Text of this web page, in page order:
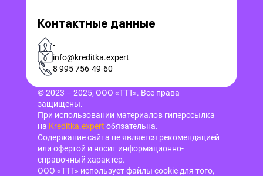
Контактные данные
-
info@kreditka.expert
8 995 756-49-60
© 2023 – 2025, ООО «ТТТ». Все права
защищены.
При использовании материалов гиперссылка
на Kreditka.expert обязательна.
Содержание сайта не является рекомендацией
или офертой и носит информационно-
справочный характер.
ООО «ТТТ» использует файлы cookie для того,